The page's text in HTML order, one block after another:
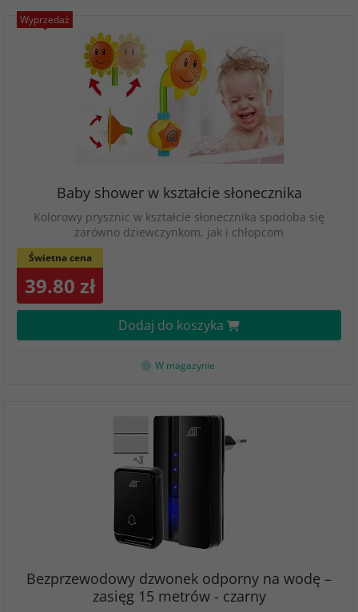
Wyprzedaż
Baby shower w kształcie słonecznika
Kolorowy prysznic w kształcie słonecznika spodoba się
zarówno dziewczynkom, jak i chłopcom
Świetna cena
39.80 zł
Dodaj do koszyka
W magazynie
Bezprzewodowy dzwonek odporny na wodę –
zasięg 15 metrów - czarny